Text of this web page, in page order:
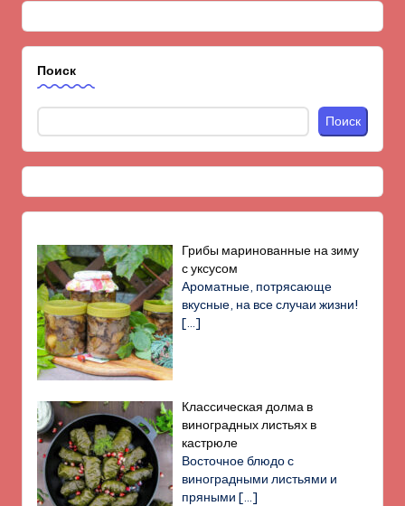
Поиск
Поиск
Грибы маринованные на зиму
с уксусом
Ароматные, потрясающе
вкусные, на все случаи жизни!
[…]
Классическая долма в
виноградных листьях в
кастрюле
Восточное блюдо с
виноградными листьями и
пряными[…]